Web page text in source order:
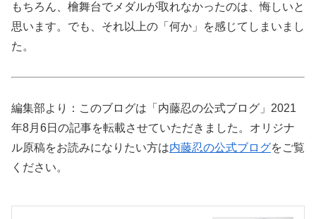
もちろん、檜舞台でメダルが取れなかったのは、悔しいと
思います。でも、それ以上の「何か」を感じてしまいまし
た。
編集部より：このブログは「内藤忍の公式ブログ」2021
年8月6日の記事を転載させていただきました。オリジナ
ル原稿をお読みになりたい方は内藤忍の公式ブログをご覧
ください。